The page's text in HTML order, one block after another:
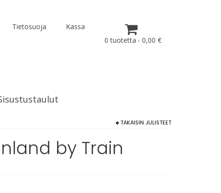
Tietosuoja
Kassa
0 tuotetta
0,00 €
TAKAISIN JULISTEET
by Train